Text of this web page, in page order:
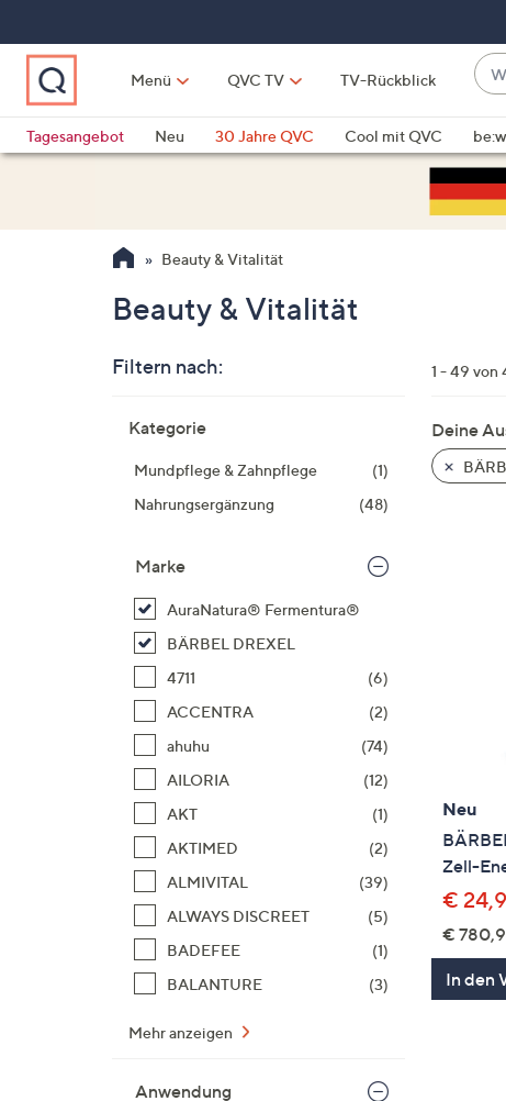
springen
Menü QVC TV TV-Rückblick
du
und
Tagesangebot
Neu 30 Jahre QVC Cool mit QVC
Beauty & Vitalität
Beauty & Vitalität
Filtern nach:
Produktliste
Kategorie
Mundpflege & Zahnpflege
(1)
Nahrungsergänzung
(48)
Marke
AuraNatura® Fermentura®
BÄRBEL DREXEL
4711
(6)
ACCENTRA
(2)
ahuhu
(74)
AILORIA
(12)
AKT
(1)
AKTIMED
(2)
ALMIVITAL
(39)
ALWAYS DISCREET
(5)
BADEFEE
(1)
BALANTURE
(3)
Mehr anzeigen
Anwendung
1 - 49 von
Deine
Neu
Zell-
€
€
In den